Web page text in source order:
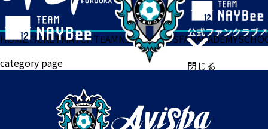
閉じる
HOMETICKETMATCHTEAMNEWSGOODSFANACADEMY
category page